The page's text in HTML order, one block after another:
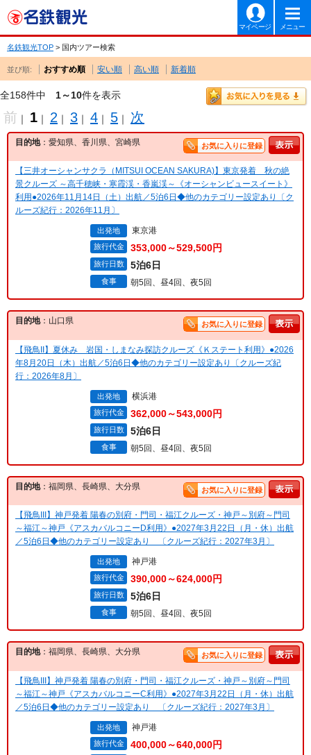
マイページ メニュー
名鉄観光TOP > 国内ツアー検索
並び順: おすすめ順 安い順 高い順 新着順
全158件中 1～10件を表示
前 ｜ 1 ｜ 2 ｜ 3 ｜ 4 ｜ 5 ｜ 次
目的地：愛知県、香川県、宮崎県 お気に入りに登録
【三井オーシャンサクラ（MITSUI OCEAN SAKURA)】東京発着 秋の絶
景クルーズ ～高千穂峡・寒霞渓・香嵐渓～《オーシャンビュースイート》
利用●2026年11月14日（土）出航／5泊6日◆他のカテゴリー設定あり〔ク
ルーズ紀行：2026年11月〕
出発地 東京港
旅行代金 353,000～529,500円
旅行日数 5泊6日
食事 朝5回、昼4回、夜5回
目的地：山口県 お気に入りに登録
【飛鳥II】夏休み 岩国・しまなみ探訪クルーズ《Ｋステート利用》●2026
年8月20日（木）出航／5泊6日◆他のカテゴリー設定あり〔クルーズ紀
行：2026年8月〕
出発地 横浜港
旅行代金 362,000～543,000円
旅行日数 5泊6日
食事 朝5回、昼4回、夜5回
目的地：福岡県、長崎県、大分県 お気に入りに登録
【飛鳥III】神戸発着 陽春の別府・門司・福江クルーズ・神戸～別府～門司
～福江～神戸《アスカバルコニーD利用》●2027年3月22日（月・休）出航
／5泊6日◆他のカテゴリー設定あり 〔クルーズ紀行：2027年3月〕
出発地 神戸港
旅行代金 390,000～624,000円
旅行日数 5泊6日
食事 朝5回、昼4回、夜5回
目的地：福岡県、長崎県、大分県 お気に入りに登録
【飛鳥III】神戸発着 陽春の別府・門司・福江クルーズ・神戸～別府～門司
～福江～神戸《アスカバルコニーC利用》●2027年3月22日（月・休）出航
／5泊6日◆他のカテゴリー設定あり 〔クルーズ紀行：2027年3月〕
出発地 神戸港
旅行代金 400,000～640,000円